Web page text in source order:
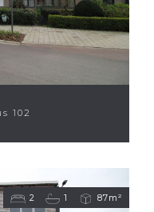
102
2 1 87m²